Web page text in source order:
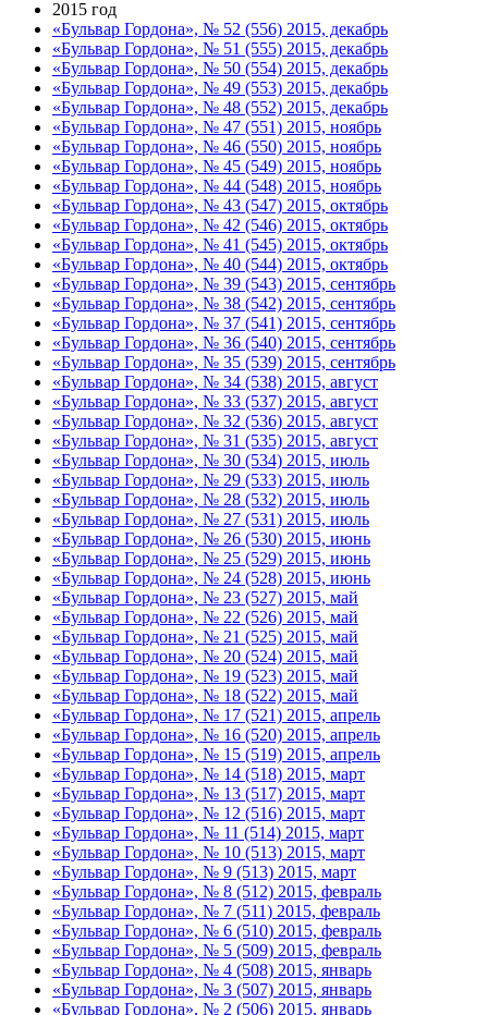
2015 год
«Бульвар Гордона», № 52 (556) 2015, декабрь
«Бульвар Гордона», № 51 (555) 2015, декабрь
«Бульвар Гордона», № 50 (554) 2015, декабрь
«Бульвар Гордона», № 49 (553) 2015, декабрь
«Бульвар Гордона», № 48 (552) 2015, декабрь
«Бульвар Гордона», № 47 (551) 2015, ноябрь
«Бульвар Гордона», № 46 (550) 2015, ноябрь
«Бульвар Гордона», № 45 (549) 2015, ноябрь
«Бульвар Гордона», № 44 (548) 2015, ноябрь
«Бульвар Гордона», № 43 (547) 2015, октябрь
«Бульвар Гордона», № 42 (546) 2015, октябрь
«Бульвар Гордона», № 41 (545) 2015, октябрь
«Бульвар Гордона», № 40 (544) 2015, октябрь
«Бульвар Гордона», № 39 (543) 2015, сентябрь
«Бульвар Гордона», № 38 (542) 2015, сентябрь
«Бульвар Гордона», № 37 (541) 2015, сентябрь
«Бульвар Гордона», № 36 (540) 2015, сентябрь
«Бульвар Гордона», № 35 (539) 2015, сентябрь
«Бульвар Гордона», № 34 (538) 2015, август
«Бульвар Гордона», № 33 (537) 2015, август
«Бульвар Гордона», № 32 (536) 2015, август
«Бульвар Гордона», № 31 (535) 2015, август
«Бульвар Гордона», № 30 (534) 2015, июль
«Бульвар Гордона», № 29 (533) 2015, июль
«Бульвар Гордона», № 28 (532) 2015, июль
«Бульвар Гордона», № 27 (531) 2015, июль
«Бульвар Гордона», № 26 (530) 2015, июнь
«Бульвар Гордона», № 25 (529) 2015, июнь
«Бульвар Гордона», № 24 (528) 2015, июнь
«Бульвар Гордона», № 23 (527) 2015, май
«Бульвар Гордона», № 22 (526) 2015, май
«Бульвар Гордона», № 21 (525) 2015, май
«Бульвар Гордона», № 20 (524) 2015, май
«Бульвар Гордона», № 19 (523) 2015, май
«Бульвар Гордона», № 18 (522) 2015, май
«Бульвар Гордона», № 17 (521) 2015, апрель
«Бульвар Гордона», № 16 (520) 2015, апрель
«Бульвар Гордона», № 15 (519) 2015, апрель
«Бульвар Гордона», № 14 (518) 2015, март
«Бульвар Гордона», № 13 (517) 2015, март
«Бульвар Гордона», № 12 (516) 2015, март
«Бульвар Гордона», № 11 (514) 2015, март
«Бульвар Гордона», № 10 (513) 2015, март
«Бульвар Гордона», № 9 (513) 2015, март
«Бульвар Гордона», № 8 (512) 2015, февраль
«Бульвар Гордона», № 7 (511) 2015, февраль
«Бульвар Гордона», № 6 (510) 2015, февраль
«Бульвар Гордона», № 5 (509) 2015, февраль
«Бульвар Гордона», № 4 (508) 2015, январь
«Бульвар Гордона», № 3 (507) 2015, январь
«Бульвар Гордона», № 2 (506) 2015, январь